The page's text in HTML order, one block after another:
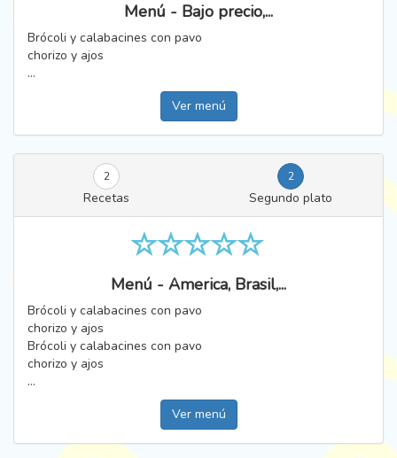
Menú - Bajo precio,...
Brócoli y calabacines con pavo
chorizo y ajos
...
Ver menú
2 2
Recetas Segundo plato
Menú - America, Brasil,...
Brócoli y calabacines con pavo
chorizo y ajos
Brócoli y calabacines con pavo
chorizo y ajos
...
Ver menú